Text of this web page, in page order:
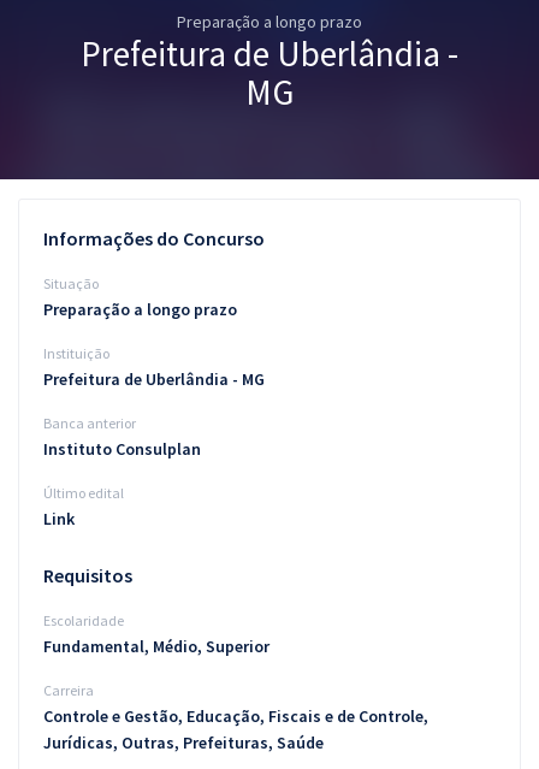
Conteúdo gratuito
Blog
Preparação a longo prazo
Prefeitura de Uberlândia -
MG
Informações do Concurso
Situação
Preparação a longo prazo
Instituição
Prefeitura de Uberlândia - MG
Banca anterior
Instituto Consulplan
Último edital
Link
Requisitos
Escolaridade
Fundamental, Médio, Superior
Carreira
Controle e Gestão, Educação, Fiscais e de Controle,
Jurídicas, Outras, Prefeituras, Saúde